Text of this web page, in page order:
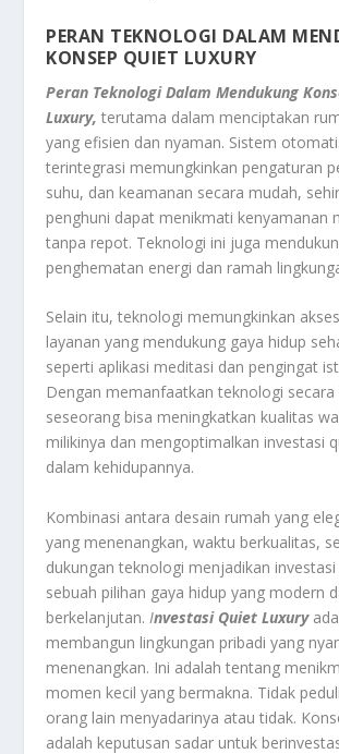
PERAN TEKNOLOGI DALAM
KONSEP QUIET LUXURY
Peran Teknologi Dalam Mendukung
Luxury, terutama dalam menciptakan
yang efisien dan nyaman. Sistem
terintegrasi memungkinkan pengaturan
suhu, dan keamanan secara mudah,
penghuni dapat menikmati kenyamanan
tanpa repot. Teknologi ini juga
penghematan energi dan ramah
Selain itu, teknologi memungkinkan
layanan yang mendukung gaya hidup
seperti aplikasi meditasi dan pengingat
Dengan memanfaatkan teknologi secara
seseorang bisa meningkatkan kualitas
milikinya dan mengoptimalkan investasi
dalam kehidupannya.
Kombinasi antara desain rumah yang
yang menenangkan, waktu berkualitas,
dukungan teknologi menjadikan
sebuah pilihan gaya hidup yang modern
berkelanjutan. Investasi Quiet Luxury
membangun lingkungan pribadi yang
menenangkan. Ini adalah tentang
momen kecil yang bermakna. Tidak
orang lain menyadarinya atau tidak.
adalah keputusan sadar untuk